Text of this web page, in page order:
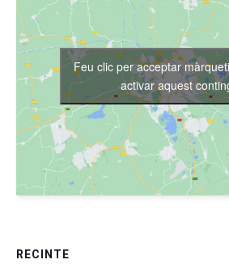
RECINTE
Feu clic per acceptar
activar aquest